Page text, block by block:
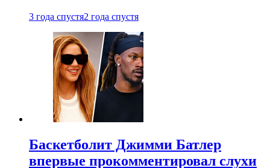
3 года спустя2 года спустя
Баскетболит Джимми Батлер
впервые прокомментировал слухи